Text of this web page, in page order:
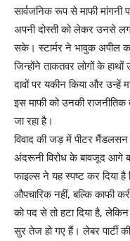
सार्वजनिक रूप से माफी मांगनी
अपनी दोस्ती को लेकर उनसे
सके। स्टार्मर ने भावुक अपील
जिन्होंने ताकतवर लोगों के
दावों पर यकीन किया और उन्हें
इस माफी को उनकी
जा रहा है।
विवाद की जड़ में पीटर मैंडलसन
अंदरूनी विरोध के बावजूद आगे
फाइल्स ने यह स्पष्ट कर दिया
औपचारिक नहीं, बल्कि काफी
को पद से तो हटा दिया है,
सुर तेज हो गए हैं। लेबर पार्टी